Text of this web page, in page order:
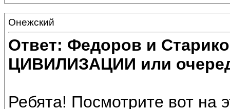
Онежский
Ответ: Федоров и
ЦИВИЛИЗАЦИИ или
Ребята! Посмотрите вот на